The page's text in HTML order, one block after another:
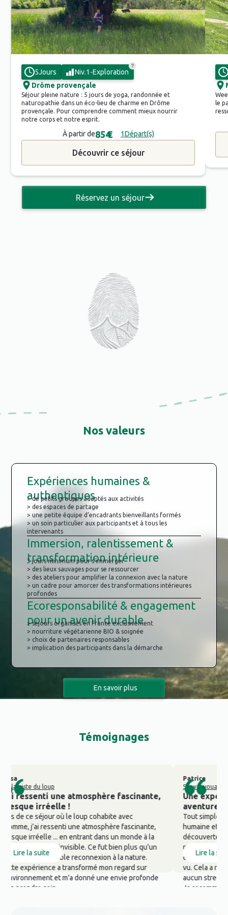
5Jours Niv.1-Exploration
Drôme provençale
Séjour pleine nature : 5 jours de yoga, randonnée et
naturopathie dans un éco-lieu de charme en Drôme
provençale. Pour comprendre comment mieux nourrir
notre corps et notre esprit.
À partir de854€ 1Départ(s)
Découvrir ce séjour
le
Réservez un séjour
Nos valeurs
Expériences humaines &
authentiques
> de petits groupes adaptés aux activités
> des espaces de partage
> une petite équipe d’encadrants bienveillants formés
> un soin particulier aux participants et à tous les
intervenants
Immersion, ralentissement &
transformation intérieure
3 jours minimum pour s’immerger
> des lieux sauvages pour se ressourcer
> des ateliers pour amplifier la connexion avec la nature
> un cadre pour amorcer des transformations intérieures
profondes
Ecoresponsabilité & engagement
pour un avenir durable
> séjours organisés en France exclusivement
> nourriture végétarienne BIO & soignée
> choix de partenaires responsables
> implication des participants dans la démarche
En savoir plus
Témoignages
du loup
une atmosphère fascinante,
irréelle !
ce séjour où le loup cohabite avec
j’ai ressenti une atmosphère fascinante,
irréelle ... en entrant dans un monde à la
et invisible. Ce fut bien plus qu’un
: une véritable reconnexion à la nature.
a transformé mon regard sur
et m’a donné une envie profonde
soin.
la suite
Patrice
Slow Bivouacs dans
Une
aventure
Tout simplement
humaine et une
découverte du
marche...
et d'une
vu. Cela a rendu le
aucun stress et
Je recommande à
Lire la suite